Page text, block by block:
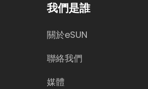
我們是誰
關於eSUN
聯絡我們
媒體